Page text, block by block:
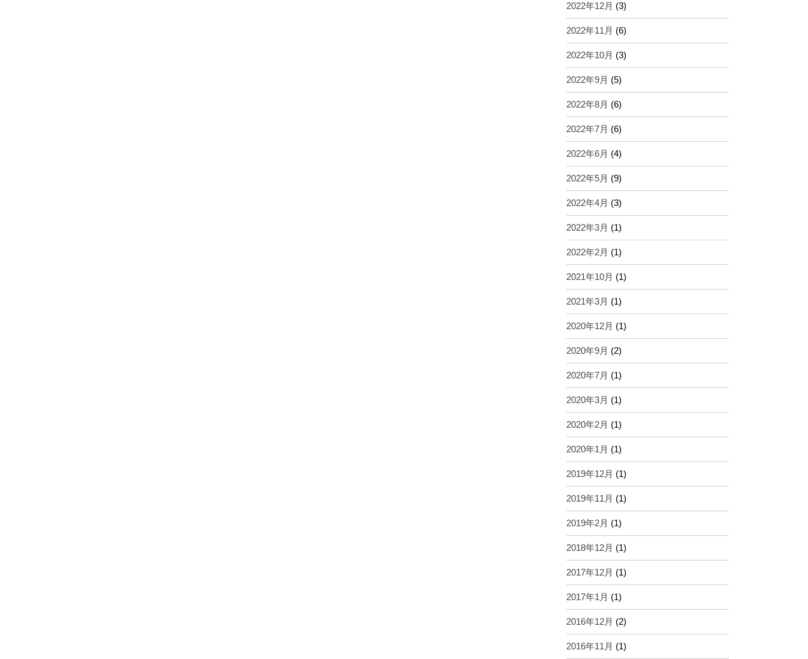
2022年12月 (3)
2022年11月 (6)
2022年10月 (3)
2022年9月 (5)
2022年8月 (6)
2022年7月 (6)
2022年6月 (4)
2022年5月 (9)
2022年4月 (3)
2022年3月 (1)
2022年2月 (1)
2021年10月 (1)
2021年3月 (1)
2020年12月 (1)
2020年9月 (2)
2020年7月 (1)
2020年3月 (1)
2020年2月 (1)
2020年1月 (1)
2019年12月 (1)
2019年11月 (1)
2019年2月 (1)
2018年12月 (1)
2017年12月 (1)
2017年1月 (1)
2016年12月 (2)
2016年11月 (1)